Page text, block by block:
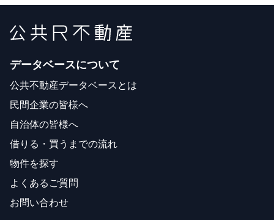
データベースについて
公共不動産データベースとは
民間企業の皆様へ
自治体の皆様へ
借りる・買うまでの流れ
物件を探す
よくあるご質問
お問い合わせ